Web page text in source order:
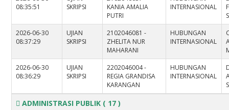
08:35:51
SKRIPSI
KANIA AMALIA
PUTRI
INTERNASIONAL
2026-06-30
08:37:29
UJIAN
SKRIPSI
2102046081 -
ZHELITA NUR
MAHARANI
HUBUNGAN
INTERNASIONAL
2026-06-30
08:36:29
UJIAN
SKRIPSI
2202046004 -
REGIA GRANDISA
KARANGAN
HUBUNGAN
INTERNASIONAL
ADMINISTRASI PUBLIK ( 17 )